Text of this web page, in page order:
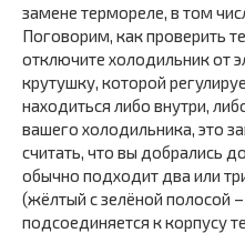
замене термореле, в том
Поговорим, как проверить
отключите холодильник от
крутушку, которой
находиться либо внутри,
вашего холодильника, это
считать, что вы добрались
обычно подходит два или
(жёлтый с зелёной полосой
подсоединяется к корпусу